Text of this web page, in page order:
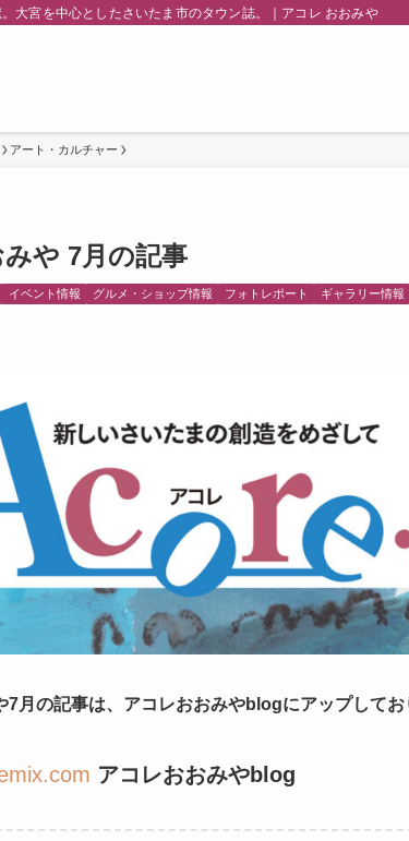
大宮を中心としたさいたま市のタウン誌。｜アコレ おおみや
アート・カルチャー
や 7月の記事
イベント情報 グルメ・ショップ情報 フォトレポート ギャラリー情報
7月の記事は、アコレおおみやblogにアップしてお
アコレおおみやblog